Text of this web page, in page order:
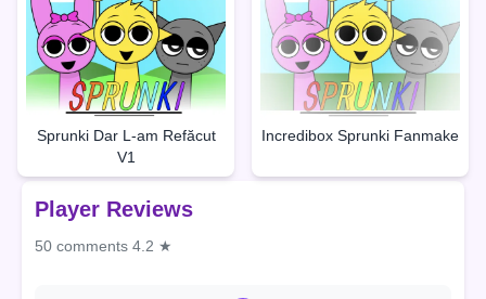
Sprunki Dar L-am Refăcut
V1
Incredibox Sprunki Fanmake
Player Reviews
50 comments 4.2 ★